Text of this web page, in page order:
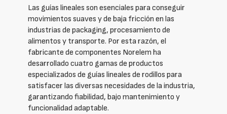
Las guías lineales son esenciales para conseguir
movimientos suaves y de baja fricción en las
industrias de packaging, procesamiento de
alimentos y transporte. Por esta razón, el
fabricante de componentes Norelem ha
desarrollado cuatro gamas de productos
especializados de guías lineales de rodillos para
satisfacer las diversas necesidades de la industria,
garantizando fiabilidad, bajo mantenimiento y
funcionalidad adaptable.